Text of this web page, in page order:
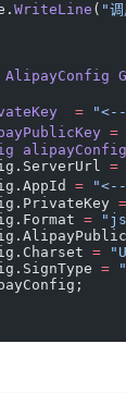
WriteLine ( "调
AlipayConfig
  =
"<--
=
alipayConfig
=
= "<--
=
=
=
=